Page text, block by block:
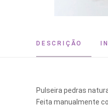
DESCRIÇÃO
Pulseira pedras
Feita manualmente